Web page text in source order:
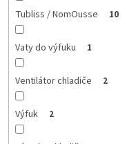
Tubliss / NomOusse 10
Vaty do výfuku 1
Ventilátor chladiče 2
Výfuk 2